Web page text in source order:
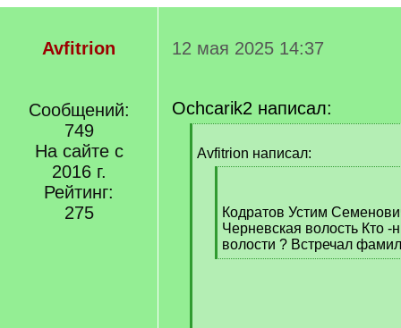
Avfitrion
Сообщений:
749
На сайте с
2016 г.
Рейтинг:
275
12 мая 2025 14:37
Ochcarik2 написал:
q
Avfitrion написал:
]Кодратов Устим
Черневская волость Кто -
волости ? Встречал
[